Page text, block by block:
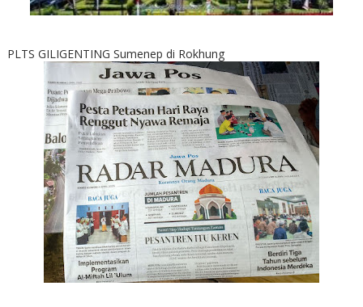
PLTS GILIGENTING Sumenep di Rokhung